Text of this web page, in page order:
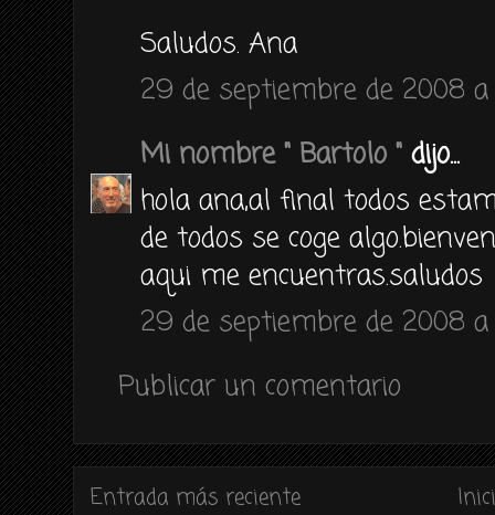
Saludos. Ana
29 de septiembre de 2008 a
Mi nombre " Bartolo " dijo...
hola ana,al final todos
de todos se coge
aqui me encuentras.saludos
29 de septiembre de 2008 a
Publicar un comentario
Entrada más reciente